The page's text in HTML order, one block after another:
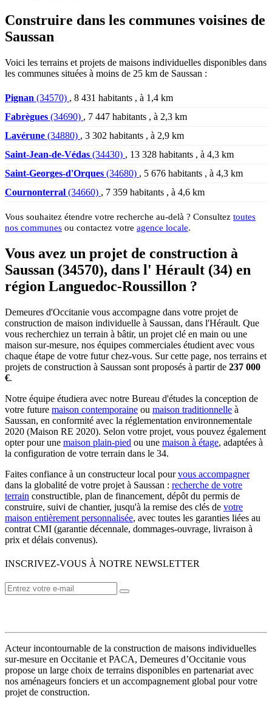
Construire dans les communes voisines de
Saussan
Voici les terrains et projets de maisons individuelles disponibles dans
les communes situées à moins de 25 km de Saussan :
Pignan (34570) , 8 431 habitants , à 1,4 km
Fabrègues (34690) , 7 447 habitants , à 2,3 km
Lavérune (34880) , 3 302 habitants , à 2,9 km
Saint-Jean-de-Védas (34430) , 13 328 habitants , à 4,3 km
Saint-Georges-d'Orques (34680) , 5 676 habitants , à 4,3 km
Cournonterral (34660) , 7 359 habitants , à 4,6 km
Vous souhaitez étendre votre recherche au-delà ? Consultez toutes
nos communes ou contactez votre agence locale.
Vous avez un projet de construction à
Saussan (34570), dans l' Hérault (34) en
région Languedoc-Roussillon ?
Demeures d'Occitanie vous accompagne dans votre projet de
construction de maison individuelle à Saussan, dans l'Hérault. Que
vous recherchiez un terrain à bâtir, un projet clé en main ou une
maison sur-mesure, nos équipes commerciales étudient avec vous
chaque étape de votre futur chez-vous. Sur cette page, nos terrains et
projets de construction à Saussan sont proposés à partir de 237 000
€.
Notre équipe étudiera avec notre Bureau d'études la conception de
votre future maison contemporaine ou maison traditionnelle à
Saussan, en conformité avec la réglementation environnementale
2020 (Maison RE 2020). Selon votre projet, vous pouvez également
opter pour une maison plain-pied ou une maison à étage, adaptées à
la configuration de votre terrain dans le 34.
Faites confiance à un constructeur local pourvous accompagner
dans la globalité de votre projet à Saussan : recherche de votre
terrain constructible, plan de financement, dépôt du permis de
construire, suivi de chantier, jusqu'à la remise des clés de votre
maison entièrement personnalisée, avec toutes les garanties liées au
contrat CMI (garantie décennale, dommages-ouvrage, livraison à
prix et délais convenus).
INSCRIVEZ-VOUS À NOTRE NEWSLETTER
Acteur incontournable de la construction de maisons individuelles
sur-mesure en Occitanie et PACA, Demeures d’Occitanie vous
propose un large choix de terrains disponibles en partenariat avec
nos aménageurs fonciers et un accompagnement global pour votre
projet de construction.